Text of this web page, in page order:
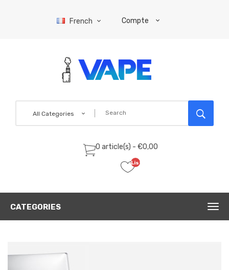
French Compte
All Categories
0 article(s) - €0,00
Liste
(0)
CATEGORIES